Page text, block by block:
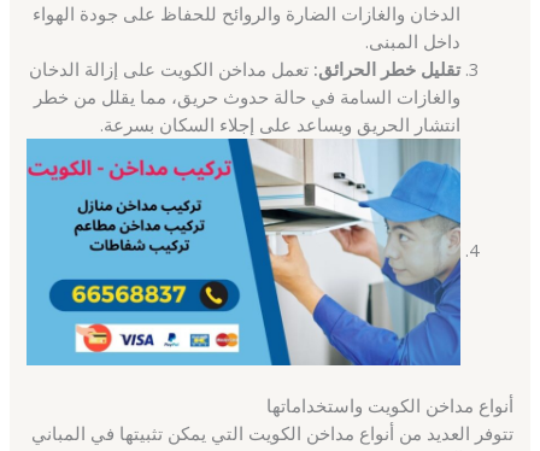
الدخان والغازات الضارة والروائح للحفاظ على جودة الهواء
داخل المبنى.
تقليل خطر الحرائق: تعمل مداخن الكويت على إزالة الدخان
والغازات السامة في حالة حدوث حريق، مما يقلل من خطر
انتشار الحريق ويساعد على إجلاء السكان بسرعة.
أنواع مداخن الكويت واستخداماتها
تتوفر العديد من أنواع مداخن الكويت التي يمكن تثبيتها في المباني